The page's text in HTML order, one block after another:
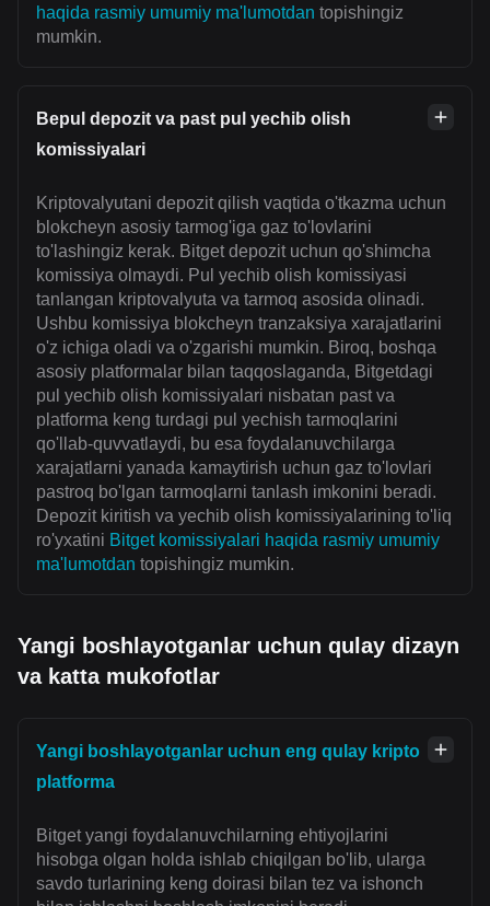
haqida rasmiy umumiy ma'lumotdan topishingiz
mumkin.
Bepul depozit va past pul yechib olish
komissiyalari
Kriptovalyutani depozit qilish vaqtida o'tkazma uchun
blokcheyn asosiy tarmog'iga gaz to'lovlarini
to'lashingiz kerak. Bitget depozit uchun qo'shimcha
komissiya olmaydi. Pul yechib olish komissiyasi
tanlangan kriptovalyuta va tarmoq asosida olinadi.
Ushbu komissiya blokcheyn tranzaksiya xarajatlarini
o'z ichiga oladi va o'zgarishi mumkin. Biroq, boshqa
asosiy platformalar bilan taqqoslaganda, Bitgetdagi
pul yechib olish komissiyalari nisbatan past va
platforma keng turdagi pul yechish tarmoqlarini
qo'llab-quvvatlaydi, bu esa foydalanuvchilarga
xarajatlarni yanada kamaytirish uchun gaz to'lovlari
pastroq bo'lgan tarmoqlarni tanlash imkonini beradi.
Depozit kiritish va yechib olish komissiyalarining to'liq
ro'yxatini Bitget komissiyalari haqida rasmiy umumiy
ma'lumotdan topishingiz mumkin.
Yangi boshlayotganlar uchun qulay dizayn
va katta mukofotlar
Yangi boshlayotganlar uchun eng qulay kripto
platforma
Bitget yangi foydalanuvchilarning ehtiyojlarini
hisobga olgan holda ishlab chiqilgan bo'lib, ularga
savdo turlarining keng doirasi bilan tez va ishonch